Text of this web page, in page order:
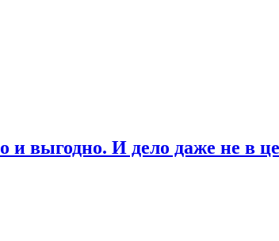
и выгодно. И дело даже не в